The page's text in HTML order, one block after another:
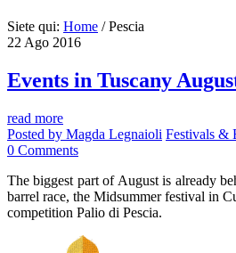
Siete qui: Home / Pescia
22 Ago 2016
Events in Tuscany
read more
Posted by Magda Legnaioli Festivals &
0 Comments
The biggest part of August is already
barrel race, the Midsummer festival in
competition Palio di Pescia.